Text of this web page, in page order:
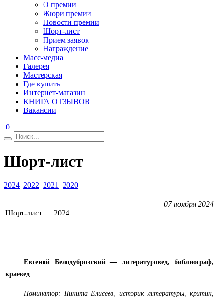
О премии
Жюри премии
Новости премии
Шорт-лист
Прием заявок
Награждение
Масс-медиа
Галерея
Мастерская
Где купить
Интернет-магазин
КНИГА ОТЗЫВОВ
Вакансии
0
Шорт-лист
2024 2022 2021 2020
07 ноября 2024
Шорт-лист — 2024
Евгений Белодубровский — литературовед, библиограф,
краевед
Номинатор: Никита Елисеев, историк литературы, критик,